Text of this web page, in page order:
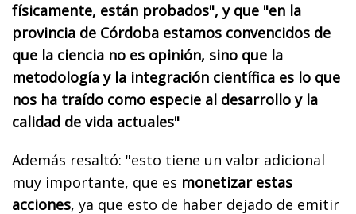
físicamente, están probados", y que "en la
provincia de Córdoba estamos convencidos de
que la ciencia no es opinión, sino que la
metodología y la integración científica es lo que
nos ha traído como especie al desarrollo y la
calidad de vida actuales"
Además resaltó: "esto tiene un valor adicional
muy importante, que es monetizar estas
acciones, ya que esto de haber dejado de emitir